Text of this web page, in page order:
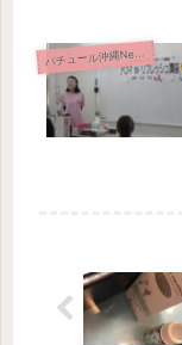
パ
チュール沖縄News